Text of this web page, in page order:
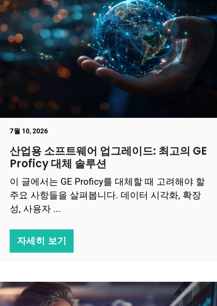
7월 10, 2026
산업용 소프트웨어 업그레이드: 최고의 GE
Proficy 대체 솔루션
이 글에서는 GE Proficy를 대체할 때 고려해야 할
주요 사항들을 살펴봅니다. 데이터 시각화, 확장
성, 사용자 ...
자세히 보기